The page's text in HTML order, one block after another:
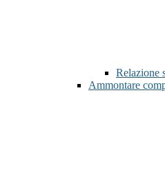
Relazione
Ammontare